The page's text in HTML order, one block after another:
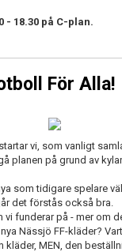
- 18.30 på C-plan.
För Alla!
vi, som vanligt
planen på grund av
som tidigare spelare
det förstås också bra.
vi funderar på - mer om
Nässjö FF-kläder?
kläder, MEN, den